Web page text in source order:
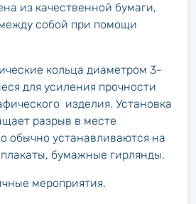
из качественной бумаги,
собой при помощи
кольца диаметром 3-
для усиления прочности
изделия. Установка
разрыв в месте
обычно устанавливаются на
бумажные гирлянды.
мероприятия.